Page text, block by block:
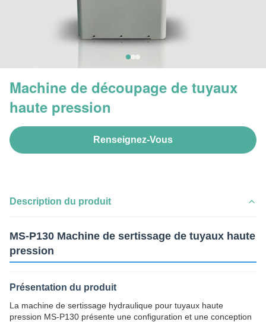
Machine de découpage de tuyaux
haute pression
Renseignez-Vous
Description du produit
MS-P130 Machine de sertissage de tuyaux haute
pression
Présentation du produit
La machine de sertissage hydraulique pour tuyaux haute
pression MS-P130 présente une configuration et une conception